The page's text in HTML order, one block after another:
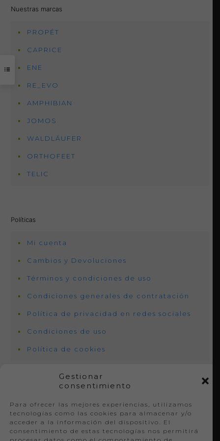
Gestionar
consentimiento
Para ofrecer las mejores experiencias, utilizamos
tecnologías como las cookies para almacenar y/o
acceder a la información del dispositivo. El
consentimiento de estas tecnologías nos permitirá
Nuestras marcas
PROPÉT
CAPRICE
ENE
RE_EVO
AMPHIBIAN
JOMOS
WALDLÄUFER
ORTHOFEET
TELIC
Políticas
Mi cuenta
Cambios y Devoluciones
Términos y condiciones de uso
Condiciones generales de contratación
Política de privacidad en redes sociales
Condiciones de uso
Política de cookies
Guía tallas – anchos